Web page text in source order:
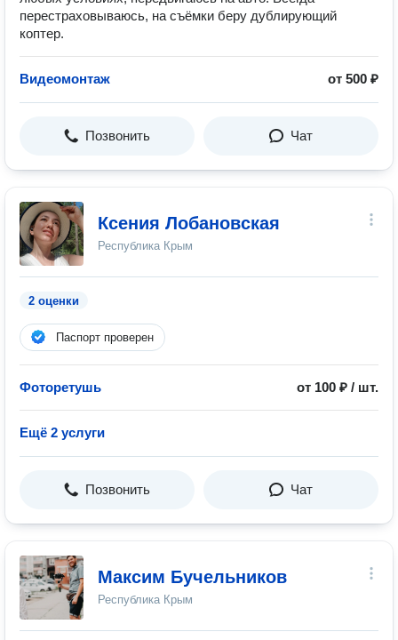
перестраховываюсь, на съёмки беру дублирующий
коптер.
Видеомонтаж от 500 ₽
Позвонить Чат
Ксения Лобановская
Республика Крым
2 оценки
Паспорт проверен
Фоторетушь от 100 ₽ / шт.
Ещё 2 услуги
Позвонить Чат
Максим Бучельников
Республика Крым